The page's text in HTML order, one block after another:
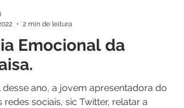
Emocional da
desse ano, a jovem apresentadora do
redes sociais, sic Twitter, relatar a
2 min de leitura